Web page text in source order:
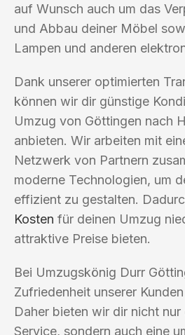
auf Wunsch auch um das
und Abbau deiner Möbel
Lampen und anderen
Dank unserer optimierten
können wir dir günstige
Umzug von Göttingen nach
anbieten. Wir arbeiten mit
Netzwerk von Partnern
moderne Technologien, um
effizient zu gestalten.
Kosten für deinen Umzug
attraktive Preise bieten.
Bei Umzugskönig Durr
Zufriedenheit unserer
Daher bieten wir dir nicht nur
Service, sondern auch eine